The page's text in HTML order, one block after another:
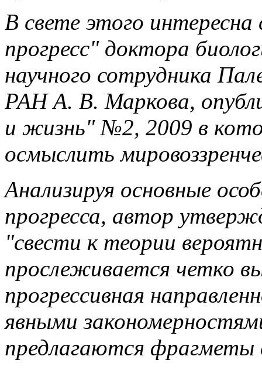
В свете этого
прогресс" доктора
научного сотрудника
РАН А. В. Маркова,
и жизнь" №2, 2009 в
осмыслить
Анализируя основные
прогресса, автор
"свести к теории
прослеживается четко
прогрессивная
явными
предлагаются